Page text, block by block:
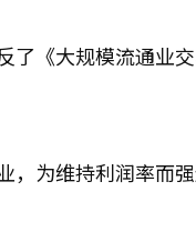
《大规模流通业
为维持利润率而